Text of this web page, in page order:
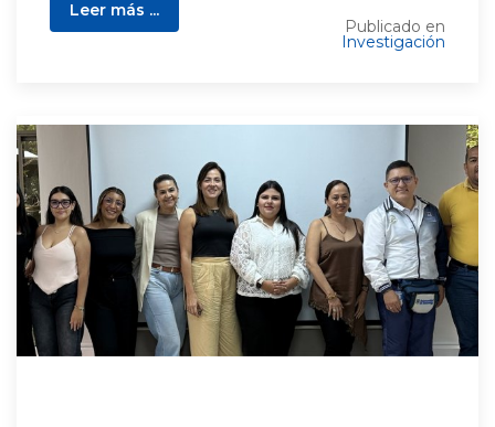
Leer más ...
Publicado en
Investigación